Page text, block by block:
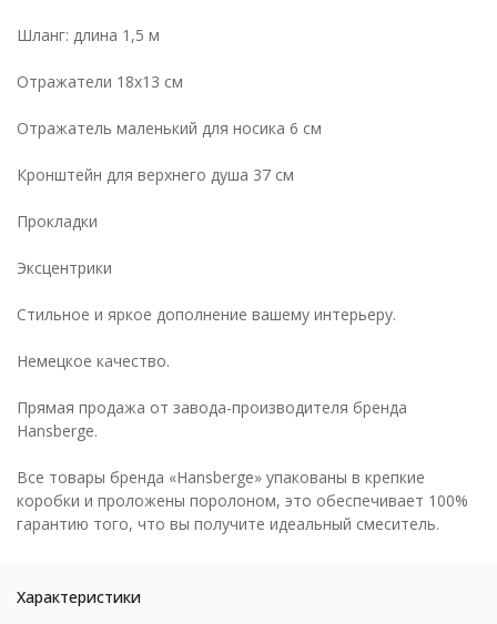
Шланг: длина 1,5 м
Отражатели 18х13 см
Отражатель маленький для носика 6 см
Кронштейн для верхнего душа 37 см
Прокладки
Эксцентрики
Стильное и яркое дополнение вашему интерьеру.
Немецкое качество.
Прямая продажа от завода-производителя бренда
Hansberge.
Все товары бренда «Hansberge» упакованы в крепкие
коробки и проложены поролоном, это обеспечивает 100%
гарантию того, что вы получите идеальный смеситель.
Характеристики